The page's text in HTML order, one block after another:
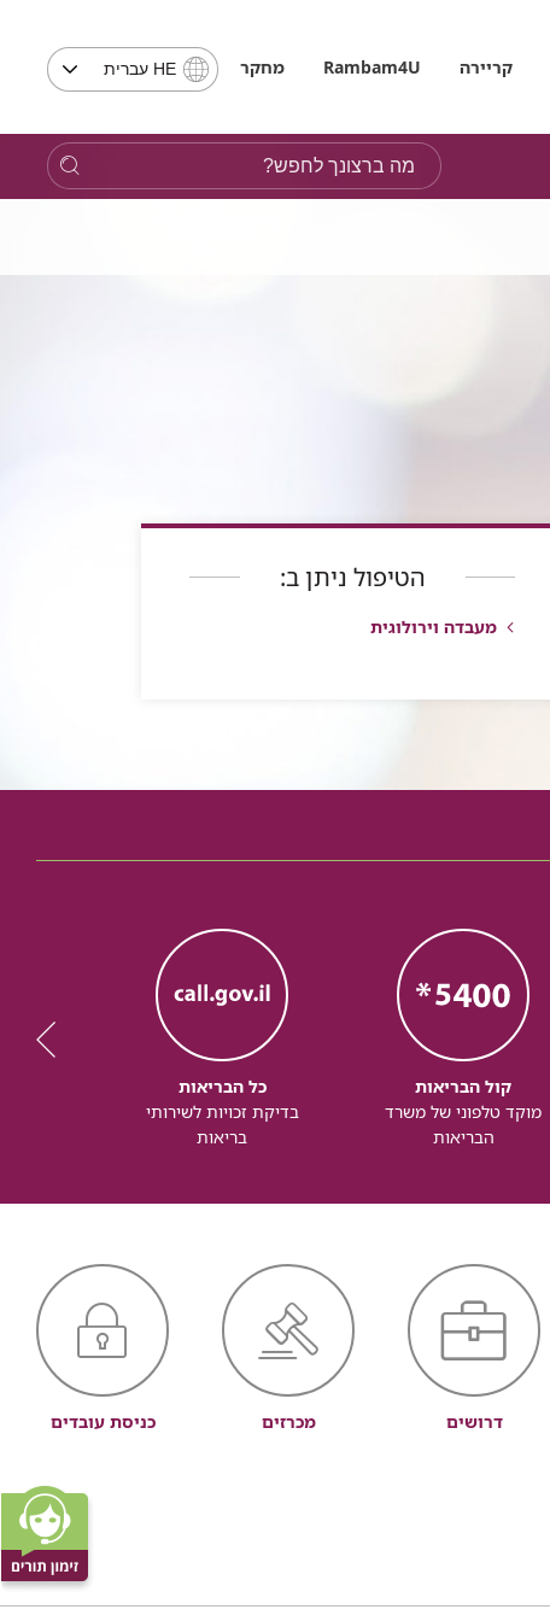
קריירה Rambam4U מחקרבחירת
שפה
שים
בבחירת
HE עברית
מה
ברצונך
לחפש?
הטיפול ניתן ב:
מעבדה וירולוגית
קול הבריאות
מוקד טלפוני של משרד
הבריאות
כל הבריאות
בדיקת זכויות לשירותי
בריאות
דרושים מכרזים כניסת עובדים